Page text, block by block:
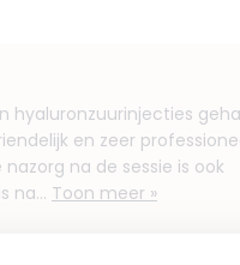
hyaluronzuurinjecties
en zeer
na de sessie is ook
na... Toon meer »